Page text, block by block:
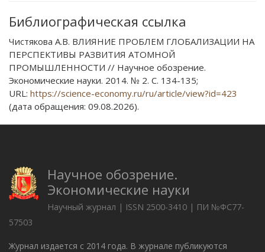
Библиографическая ссылка
Чистякова А.В. ВЛИЯНИЕ ПРОБЛЕМ ГЛОБАЛИЗАЦИИ НА
ПЕРСПЕКТИВЫ РАЗВИТИЯ АТОМНОЙ
ПРОМЫШЛЕННОСТИ // Научное обозрение.
Экономические науки. 2014. № 2. С. 134-135;
URL: https://science-economy.ru/ru/article/view?id=423
(дата обращения: 09.08.2026).
Научное обозрение.
Экономические науки
Научный журнал | ISSN 2500-3410 | ПИ №ФС77-
57503
Журнал издается с 2014 года. В журнале публикуются